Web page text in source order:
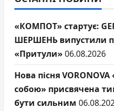
«КОМПОТ» стартує:
ШЕРШЕНЬ випустили
«Притули» 06.08.2026
Нова пісня
собою» присвячена
бути сильним